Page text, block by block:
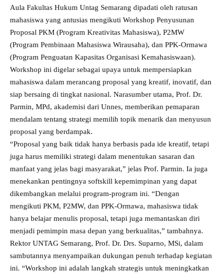
Aula Fakultas Hukum Untag Semarang dipadati oleh ratusan
mahasiswa yang antusias mengikuti Workshop Penyusunan
Proposal PKM (Program Kreativitas Mahasiswa), P2MW
(Program Pembinaan Mahasiswa Wirausaha), dan PPK-Ormawa
(Program Penguatan Kapasitas Organisasi Kemahasiswaan).
Workshop ini digelar sebagai upaya untuk mempersiapkan
mahasiswa dalam merancang proposal yang kreatif, inovatif, dan
siap bersaing di tingkat nasional. Narasumber utama, Prof. Dr.
Parmin, MPd, akademisi dari Unnes, memberikan pemaparan
mendalam tentang strategi memilih topik menarik dan menyusun
proposal yang berdampak.
“Proposal yang baik tidak hanya berbasis pada ide kreatif, tetapi
juga harus memiliki strategi dalam menentukan sasaran dan
manfaat yang jelas bagi masyarakat,” jelas Prof. Parmin. Ia juga
menekankan pentingnya softskill kepemimpinan yang dapat
dikembangkan melalui program-program ini. “Dengan
mengikuti PKM, P2MW, dan PPK-Ormawa, mahasiswa tidak
hanya belajar menulis proposal, tetapi juga memantaskan diri
menjadi pemimpin masa depan yang berkualitas,” tambahnya.
Rektor UNTAG Semarang, Prof. Dr. Drs. Suparno, MSi, dalam
sambutannya menyampaikan dukungan penuh terhadap kegiatan
ini. “Workshop ini adalah langkah strategis untuk meningkatkan